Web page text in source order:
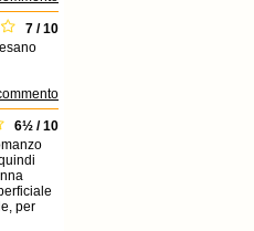
7 / 10
6½ / 10
per